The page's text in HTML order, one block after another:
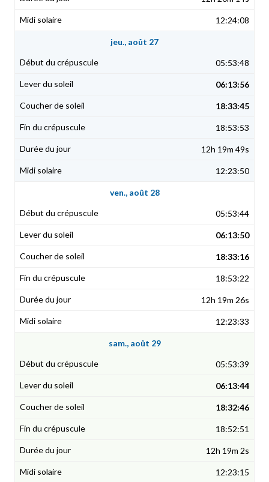
12:24:08
jeu., août 27
05:53:48
06:13:56
18:33:45
18:53:53
12h 19m 49s
12:23:50
ven., août 28
05:53:44
06:13:50
18:33:16
18:53:22
12h 19m 26s
12:23:33
sam., août 29
05:53:39
06:13:44
18:32:46
18:52:51
12h 19m 2s
12:23:15